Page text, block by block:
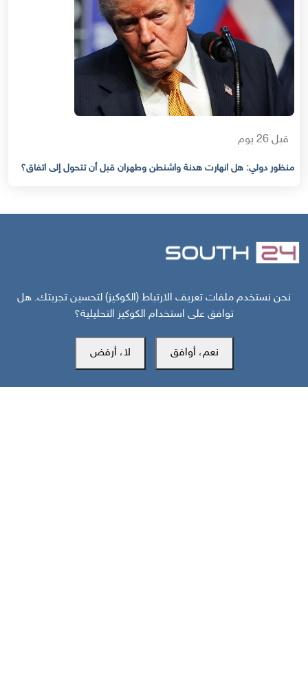
قبل 26 يوم
منظور دولي: هل انهارت هدنة واشنطن وطهران قبل أن تتحول إلى اتفاق؟
مركز سوث24 للأخبار والدراسات
مكتب عدن
نحن نستخدم ملفات تعريف الارتباط (الكوكيز) لتحسين تجربتك. هل
توافق على استخدام الكوكيز التحليلية؟
نعم، أوافق لا، أرفض